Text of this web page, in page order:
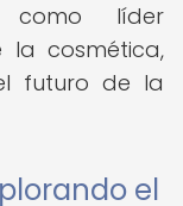
como líder
la cosmética,
futuro de la
el